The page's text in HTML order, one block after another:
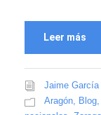
Leer más
Jaime García
Aragón, Blog,